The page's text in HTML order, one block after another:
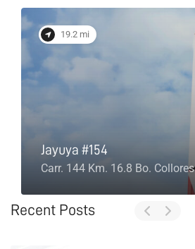
19.2 mi
Jayuya #154
Carr. 144 Km. 16.8 Bo. Collores
Recent Posts